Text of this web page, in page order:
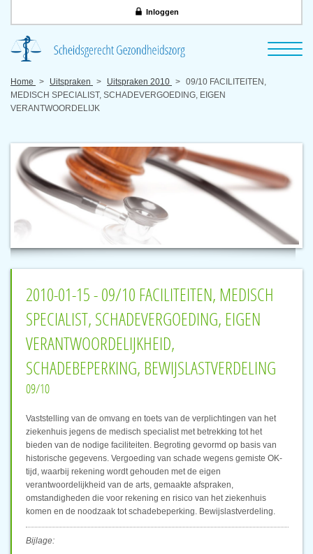
Inloggen
Home Uitspraken Uitspraken 2010
09/10 FACILITEITEN,
MEDISCH SPECIALIST, SCHADEVERGOEDING, EIGEN
VERANTWOORDELIJK
2010-01-15 - 09/10 FACILITEITEN, MEDISCH
SPECIALIST, SCHADEVERGOEDING, EIGEN
VERANTWOORDELIJKHEID,
SCHADEBEPERKING, BEWIJSLASTVERDELING
09/10
Vaststelling van de omvang en toets van de verplichtingen van het
ziekenhuis jegens de medisch specialist met betrekking tot het
bieden van de nodige faciliteiten. Begroting gevormd op basis van
historische gegevens. Vergoeding van schade wegens gemiste OK-
tijd, waarbij rekening wordt gehouden met de eigen
verantwoordelijkheid van de arts, gemaakte afspraken,
omstandigheden die voor rekening en risico van het ziekenhuis
komen en de noodzaak tot schadebeperking. Bewijslastverdeling.
Bijlage: